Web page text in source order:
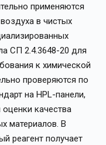
применяются
в чистых
СП 2.4.3648-20 для
к химической
проверяются по
на HPL-панели,
качества
материалов. В
реагент получает